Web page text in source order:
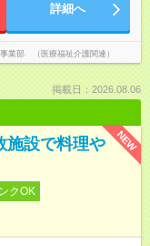
詳細へ
業部 （医療福祉介護関連）
掲載日：2026.08.06
NEW
施設で料理や
クOK